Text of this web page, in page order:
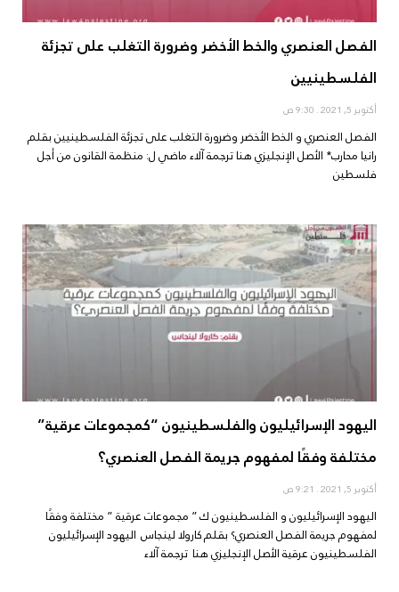
الفصل العنصري والخط الأخضر وضرورة التغلب على تجزئة
الفلسطينيين
أكتوبر 5, 2021
الفصل العنصري و الخط الأخضر وضرورة التغلب على تجزئة الفلسطينيين بقلم
رانيا محارب* الأصل الإنجليزي هنا ترجمة آلاء ماضي ل: منظمة القانون من أجل
فلسطين
اليهود الإسرائيليون والفلسطينيون “كمجموعات عرقية”
مختلفة وفقًا لمفهوم جريمة الفصل العنصري؟
أكتوبر 5, 2021
اليهود الإسرائيليون و الفلسطينيون ك ” مجموعات عرقية ” مختلفة وفقًا
لمفهوم جريمة الفصل العنصري؟ بقلم كارولا لينجاس اليهود الإسرائيليون
الفلسطينيون عرقية الأصل الإنجليزي هنا ترجمة آلاء